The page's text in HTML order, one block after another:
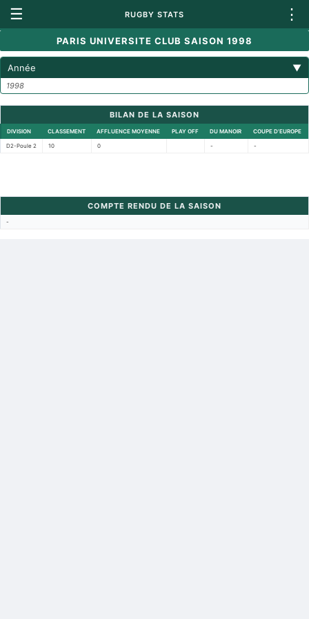
☰ RUGBY STATS ⋮
PARIS UNIVERSITE CLUB SAISON 1998
Année ▼
1998
BILAN DE LA SAISON
DIVISION CLASSEMENT AFFLUENCE MOYENNE PLAY OFF DU MANOIR COUPE D'EUROPE
D2-Poule 2 10 0 - -
COMPTE RENDU DE LA SAISON
-